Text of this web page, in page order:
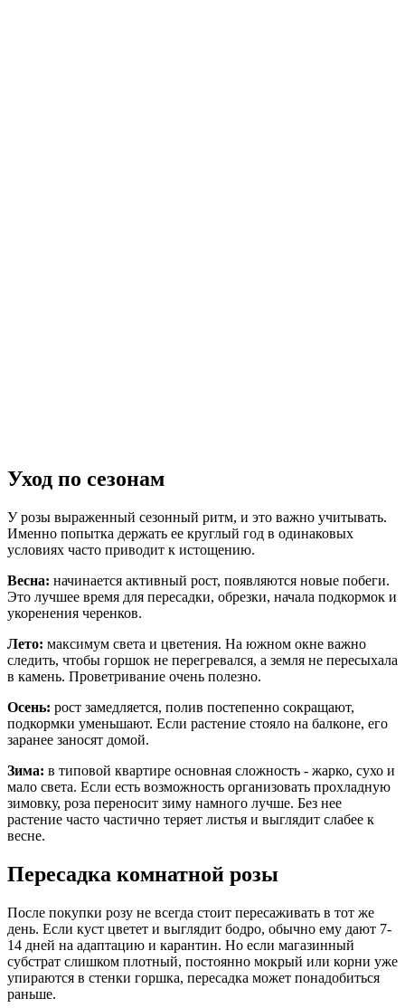
Уход по сезонам
У розы выраженный сезонный ритм, и это важно учитывать.
Именно попытка держать ее круглый год в одинаковых
условиях часто приводит к истощению.
Весна: начинается активный рост, появляются новые побеги.
Это лучшее время для пересадки, обрезки, начала подкормок и
укоренения черенков.
Лето: максимум света и цветения. На южном окне важно
следить, чтобы горшок не перегревался, а земля не пересыхала
в камень. Проветривание очень полезно.
Осень: рост замедляется, полив постепенно сокращают,
подкормки уменьшают. Если растение стояло на балконе, его
заранее заносят домой.
Зима: в типовой квартире основная сложность - жарко, сухо и
мало света. Если есть возможность организовать прохладную
зимовку, роза переносит зиму намного лучше. Без нее
растение часто частично теряет листья и выглядит слабее к
весне.
Пересадка комнатной розы
После покупки розу не всегда стоит пересаживать в тот же
день. Если куст цветет и выглядит бодро, обычно ему дают 7-
14 дней на адаптацию и карантин. Но если магазинный
субстрат слишком плотный, постоянно мокрый или корни уже
упираются в стенки горшка, пересадка может понадобиться
раньше.